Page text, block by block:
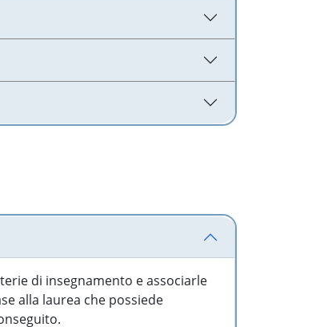
di insegnamento e associarle
alla laurea che possiede